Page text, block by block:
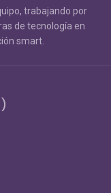
trabajando por
de tecnología en
smart.